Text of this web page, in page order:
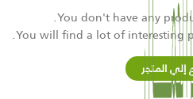
You don't have any
You will find a lot of interesting
إلي المتجر